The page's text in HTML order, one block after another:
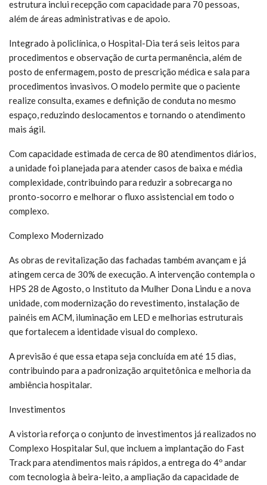
estrutura inclui recepção com capacidade para 70 pessoas,
além de áreas administrativas e de apoio.
Integrado à policlínica, o Hospital-Dia terá seis leitos para
procedimentos e observação de curta permanência, além de
posto de enfermagem, posto de prescrição médica e sala para
procedimentos invasivos. O modelo permite que o paciente
realize consulta, exames e definição de conduta no mesmo
espaço, reduzindo deslocamentos e tornando o atendimento
mais ágil.
Com capacidade estimada de cerca de 80 atendimentos diários,
a unidade foi planejada para atender casos de baixa e média
complexidade, contribuindo para reduzir a sobrecarga no
pronto-socorro e melhorar o fluxo assistencial em todo o
complexo.
Complexo Modernizado
As obras de revitalização das fachadas também avançam e já
atingem cerca de 30% de execução. A intervenção contempla o
HPS 28 de Agosto, o Instituto da Mulher Dona Lindu e a nova
unidade, com modernização do revestimento, instalação de
painéis em ACM, iluminação em LED e melhorias estruturais
que fortalecem a identidade visual do complexo.
A previsão é que essa etapa seja concluída em até 15 dias,
contribuindo para a padronização arquitetônica e melhoria da
ambiência hospitalar.
Investimentos
A vistoria reforça o conjunto de investimentos já realizados no
Complexo Hospitalar Sul, que incluem a implantação do Fast
Track para atendimentos mais rápidos, a entrega do 4º andar
com tecnologia à beira-leito, a ampliação da capacidade de